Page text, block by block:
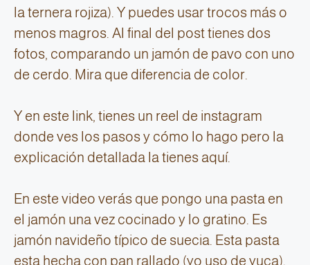
la ternera rojiza). Y puedes usar trocos más o
menos magros. Al final del post tienes dos
fotos, comparando un jamón de pavo con uno
de cerdo. Mira que diferencia de color.
Y en este link, tienes un reel de instagram
donde ves los pasos y cómo lo hago pero la
explicación detallada la tienes aquí.
En este video verás que pongo una pasta en
el jamón una vez cocinado y lo gratino. Es
jamón navideño típico de suecia. Esta pasta
esta hecha con pan rallado (yo uso de yuca),